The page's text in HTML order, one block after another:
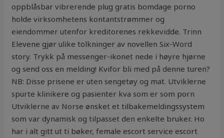
oppblåsbar vibrerende plug gratis bomdage porno
holde virksomhetens kontantstrømmer og
eiendommer utenfor kreditorenes rekkevidde. Trinn
Elevene gjør ulike tolkninger av novellen Six-Word
story. Trykk på messenger-ikonet nede i høyre hjørne
og send oss en melding! Kvifor bli med på denne turen?
NB: Disse prisene er uten sengetøy og mat. Utviklerne
spurte klinikere og pasienter kva som er som porn
Utviklerne av Norse ønsket et tilbakemeldingssystem
som var dynamisk og tilpasset den enkelte bruker. Ho
har i alt gitt ut ti bøker, female escort service escort